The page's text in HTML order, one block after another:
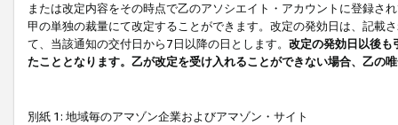
または改定内容をその時点で乙のアソシエイト・アカウントに登録さ
甲の単独の裁量にて改定することができます。改定の発効日は、記載
て、当該通知の交付日から7日以降の日とします。 改定の発効日以後も
たこととなります。乙が改定を受け入れることができない場合、乙の
別紙 1: 地域毎のアマゾン企業およびアマゾン・サイト